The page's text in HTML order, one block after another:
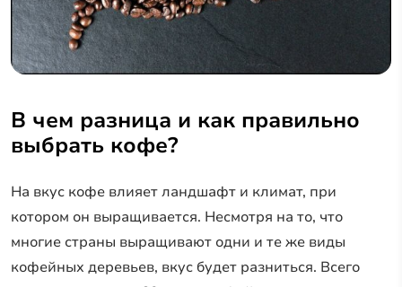
В чем разница и как правильно
выбрать кофе?
На вкус кофе влияет ландшафт и климат, при
котором он выращивается. Несмотря на то, что
многие страны выращивают одни и те же виды
кофейных деревьев, вкус будет разниться. Всего